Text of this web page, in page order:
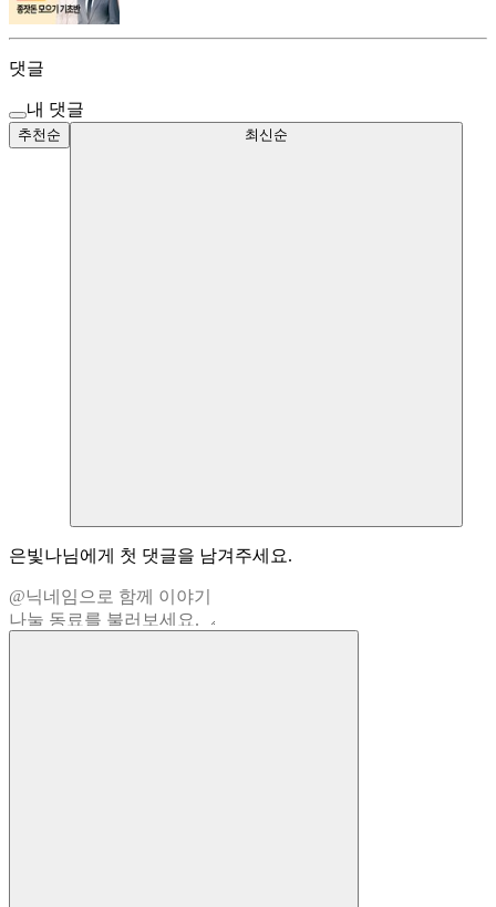
댓글
내 댓글
추천순 최신순
은빛나님에게 첫 댓글을 남겨주세요.